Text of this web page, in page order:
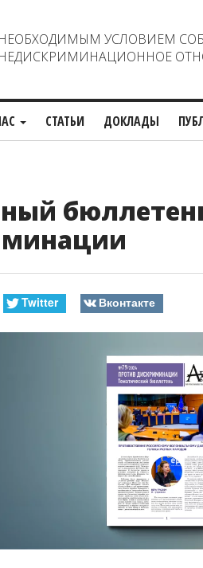
НЕОБХОДИМЫМ УСЛОВИЕМ
НЕДИСКРИМИНАЦИОННОЕ
СТАТЬИ ДОКЛАДЫ
Twitter Вконтакте